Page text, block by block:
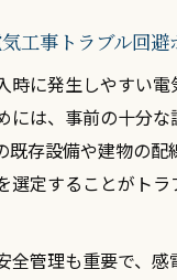
工事トラブル回避
時に発生しやすい
には、事前の十分
既存設備や建物の配
選定することがトラ
全管理も重要で、